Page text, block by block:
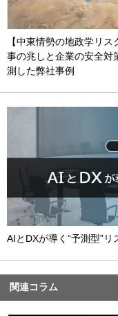
【中東情勢の地政学リ
事の兆しと企業の安全対
測した弊社事例
AIとDXが導く“予測型”リ
関連コラム